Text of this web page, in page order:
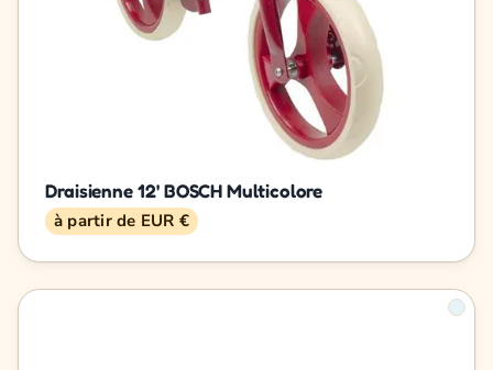
Draisienne 12' BOSCH Multicolore
à partir de EUR €